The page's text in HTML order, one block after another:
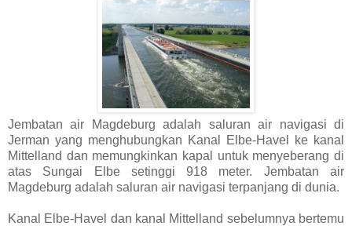
Jembatan air Magdeburg adalah saluran air navigasi di
Jerman yang menghubungkan Kanal Elbe-Havel ke kanal
Mittelland dan memungkinkan kapal untuk menyeberang di
atas Sungai Elbe setinggi 918 meter. Jembatan air
Magdeburg adalah saluran air navigasi terpanjang di dunia.
Kanal Elbe-Havel dan kanal Mittelland sebelumnya bertemu